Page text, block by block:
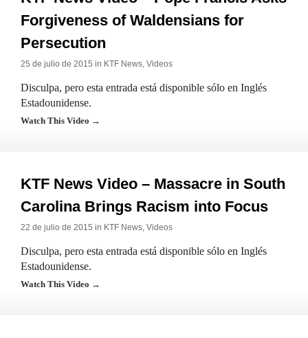
Forgiveness of Waldensians for
Persecution
25 de julio de 2015 in KTF News, Videos
Disculpa, pero esta entrada está disponible sólo en Inglés
Estadounidense.
Watch This Video →
KTF News Video – Massacre in South
Carolina Brings Racism into Focus
22 de julio de 2015 in KTF News, Videos
Disculpa, pero esta entrada está disponible sólo en Inglés
Estadounidense.
Watch This Video →